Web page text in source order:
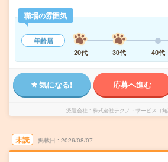
職場の雰囲気
年齢層
20代
30代 40代
気になる! 応募へ進む
派遣会社 株式会社テクノ・サービス（無
未読 掲載日 2026/08/07